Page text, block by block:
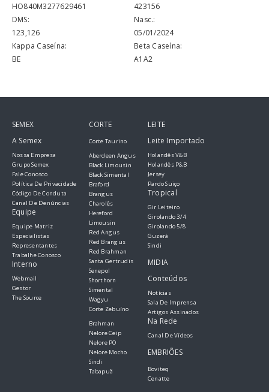
HO840M3277629461
423156
DMS:
123,126
Nasc.:
05/01/2024
Kappa Caseína:
BE
Beta Caseína:
A1A2
SEMEX
A Semex
Nossa Empresa
Grupo Semex
Fale Conosco
Política De Privacidade
Código De Conduta
Canal De Denúncias
Equipe
Equipe Matriz
Especialistas
Representantes
Trabalhe Conosco
Interno
Webmail
Gestor
The Source
CORTE
Corte Taurino
Aberdeen Angus
Black Limousin
Black Simental
Braford
Brangus
Charolês
Hereford
Limousin
Red Angus
Red Brangus
Red Brahman
Santa Gertrudis
Senepol
Shorthorn
Simental
Wagyu
Corte Zebuíno
Brahman
Nelore Ceip
Nelore PO
Nelore Mocho
Sindi
Tabapuã
LEITE
Leite Importado
Holandês V&B
Holandês P&B
Jersey
Pardo Suiço
Tropical
Gir Leiteiro
Girolando 3/4
Girolando 5/8
Guzerá
Sindi
MIDIA
Conteúdos
Notícias
Sala De Imprensa
Artigos Assinados
Na Rede
Canal De Vídeos
EMBRIÕES
Boviteq
Cenatte